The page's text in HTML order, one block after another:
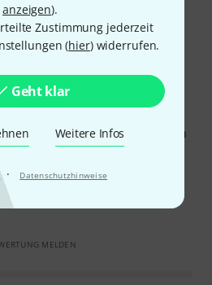
anzeigen).
Zustimmung jederzeit
(hier) widerrufen.
Geht klar
Weitere Infos
· Datenschutzhinweise
optisch als auch inhaltlich. Es
die in sechs Kategorien
Small Bakes and Brownies,
Pies, Desserts), da ist für
ein cooles Bild, welches noch
MELDEN